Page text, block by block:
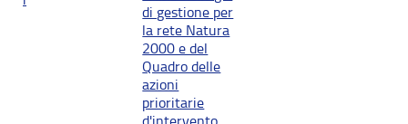
di gestione per
la rete Natura
2000 e del
Quadro delle
azioni
prioritarie